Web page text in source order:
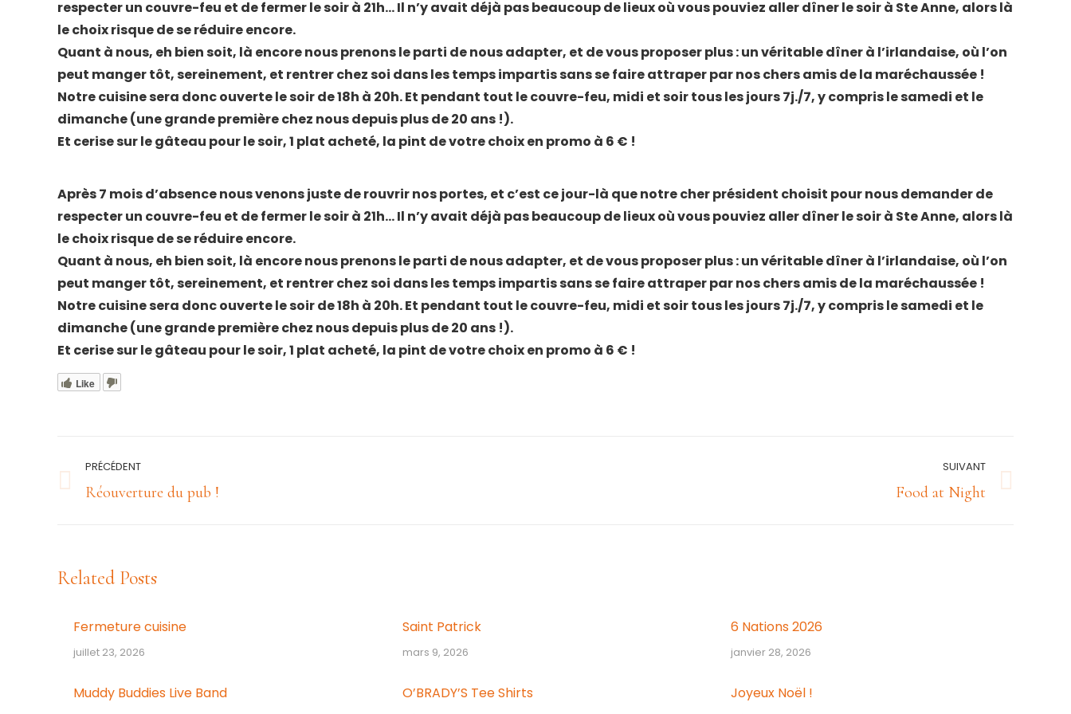
respecter un couvre-feu et de fermer le soir à 21h… Il n’y avait déjà pas beaucoup de lieux où vous pouviez aller dîner le soir à Ste Anne, alors là
le choix risque de se réduire encore.
Quant à nous, eh bien soit, là encore nous prenons le parti de nous adapter, et de vous proposer plus : un véritable dîner à l’irlandaise, où l’on
peut manger tôt, sereinement, et rentrer chez soi dans les temps impartis sans se faire attraper par nos chers amis de la maréchaussée !
Notre cuisine sera donc ouverte le soir de 18h à 20h. Et pendant tout le couvre-feu, midi et soir tous les jours 7j./7, y compris le samedi et le
dimanche (une grande première chez nous depuis plus de 20 ans !).
Et cerise sur le gâteau pour le soir, 1 plat acheté, la pint de votre choix en promo à 6 € !
Après 7 mois d’absence nous venons juste de rouvrir nos portes, et c’est ce jour-là que notre cher président choisit pour nous demander de
respecter un couvre-feu et de fermer le soir à 21h… Il n’y avait déjà pas beaucoup de lieux où vous pouviez aller dîner le soir à Ste Anne, alors là
le choix risque de se réduire encore.
Quant à nous, eh bien soit, là encore nous prenons le parti de nous adapter, et de vous proposer plus : un véritable dîner à l’irlandaise, où l’on
peut manger tôt, sereinement, et rentrer chez soi dans les temps impartis sans se faire attraper par nos chers amis de la maréchaussée !
Notre cuisine sera donc ouverte le soir de 18h à 20h. Et pendant tout le couvre-feu, midi et soir tous les jours 7j./7, y compris le samedi et le
dimanche (une grande première chez nous depuis plus de 20 ans !).
Et cerise sur le gâteau pour le soir, 1 plat acheté, la pint de votre choix en promo à 6 € !
Like
Navigation
article
PRÉCÉDENT
Article
Réouverture du pub !
SUIVANT
Food at Night
Related Posts
Fermeture cuisine
juillet 23, 2026
Saint Patrick
mars 9, 2026
6 Nations 2026
janvier 28, 2026
Muddy Buddies Live Band O’BRADY’S Tee Shirts Joyeux Noël !